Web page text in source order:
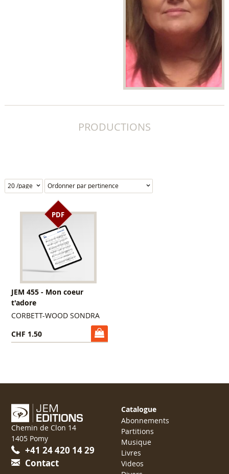
PRODUCTIONS
PDF
JEM 455 - Mon coeur
t'adore
CORBETT-WOOD SONDRA
CHF 1.50
Chemin de Clon 14
1405 Pomy
+41 24 420 14 29
Contact
Catalogue
Abonnements
Partitions
Musique
Livres
Videos